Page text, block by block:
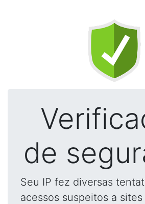
de
Seu IP fez diversas
acessos suspeitos a